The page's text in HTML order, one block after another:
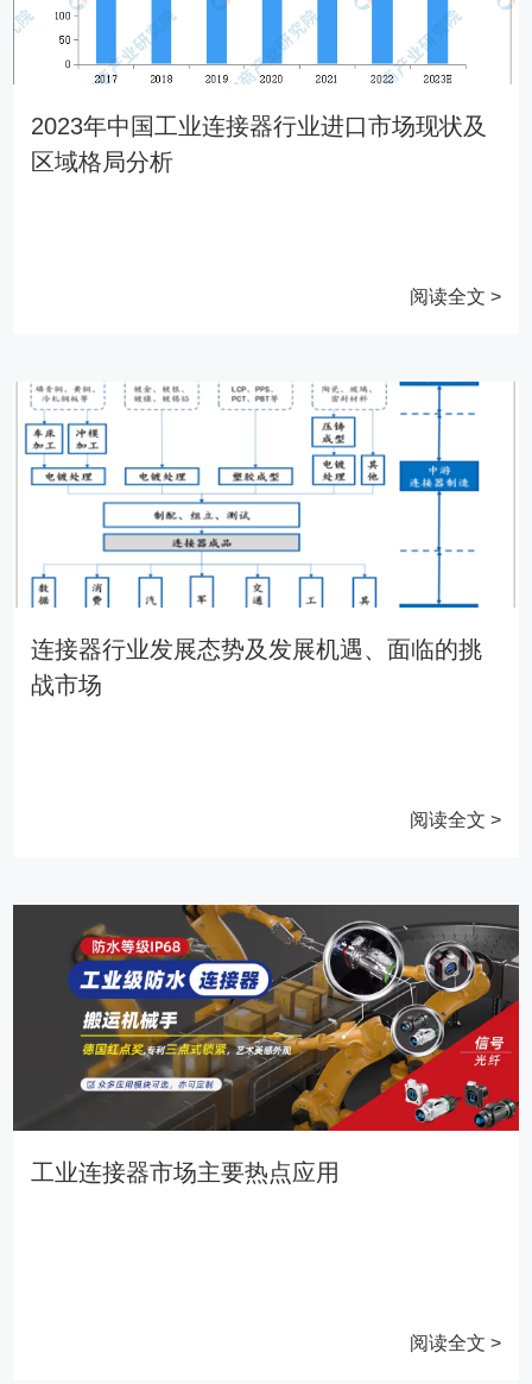
2023年中国工业连接器行业进口市场现状及
区域格局分析
阅读全文 >
连接器行业发展态势及发展机遇、面临的挑
战市场
阅读全文 >
工业连接器市场主要热点应用
阅读全文 >